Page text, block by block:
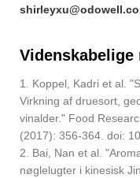
Videnskabelige
1. Koppel, Kadri et al.
Virkning af druesort,
vinalder." Food
(2017): 356-364. doi:
2. Bai, Nan et al.
nøglelugter i kinesisk